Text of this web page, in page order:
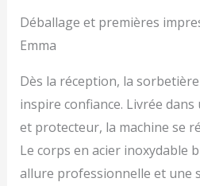
la
Grâce
150
se
Déballage et premières
Emma
Dès la réception, la
inspire confiance. Livrée
et protecteur, la machine se
Le corps en acier inoxydable
allure professionnelle et une